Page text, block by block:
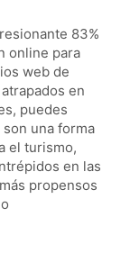
83%
online para
web de
en
puedes
una forma
el turismo,
en las
propensos